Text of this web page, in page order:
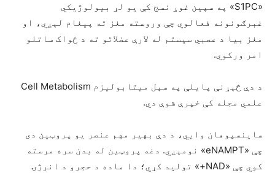
«S1PC» په سپین غوړ نسج کې یو لړ بیولوژیکي
غبرګونونه فعالوي چې وروسته مغز ته پیغام لېږي، او
مغز بیا د عصبي سیستم له لارې عضلاتو ته د ځواک ساتلو
امر ورکوي.
د دې څېړنې پایلې په سېل میتابولیزم Cell Metabolism
علمي مجله کې خپرې شوې دي.
ساینسپوهان وایي، د دې بهیر مهم عنصر یو پروټین دی
چې «eNAMPT» نومېږي. دغه پروټین له بدن سره مرسته
کوي چې «NAD+» تولید کړي؛ دا ماده د حجرو د انرژۍ